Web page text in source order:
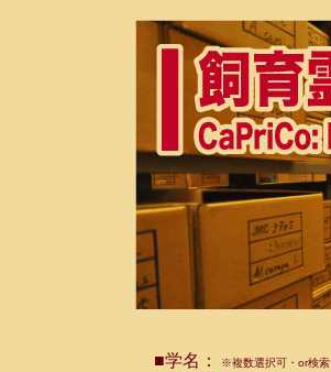
■学名： ※複数選択可・or検索